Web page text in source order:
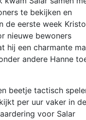
te bekijken en
de eerste week
nieuwe bewoners
hij een charmante
andere Hanne
beetje tactisch
per uur vaker in de
voor Salar